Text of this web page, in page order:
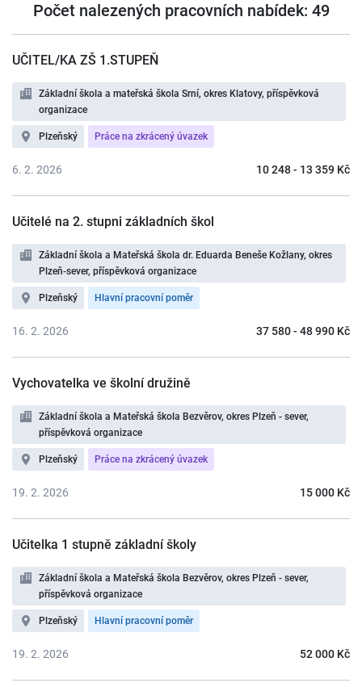
Počet nalezených pracovních nabídek: 49
UČITEL/KA ZŠ 1.STUPEŇ
Základní škola a mateřská škola Srní, okres Klatovy, příspěvková
organizace
Plzeňský Práce na zkrácený úvazek
10 248 - 13 359 Kč
6. 2. 2026
Učitelé na 2. stupni základních škol
Základní škola a Mateřská škola dr. Eduarda Beneše Kožlany, okres
Plzeň-sever, příspěvková organizace
Plzeňský Hlavní pracovní poměr
37 580 - 48 990 Kč
16. 2. 2026
Vychovatelka ve školní družině
Základní škola a Mateřská škola Bezvěrov, okres Plzeň - sever,
příspěvková organizace
Plzeňský Práce na zkrácený úvazek
15 000 Kč
19. 2. 2026
Učitelka 1 stupně základní školy
Základní škola a Mateřská škola Bezvěrov, okres Plzeň - sever,
příspěvková organizace
Plzeňský Hlavní pracovní poměr
52 000 Kč
19. 2. 2026